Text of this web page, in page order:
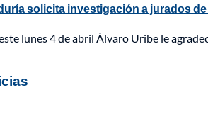
solicita investigación a jurados
lunes 4 de abril Álvaro Uribe le